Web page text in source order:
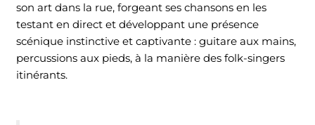
son art dans la rue, forgeant ses chansons en les
testant en direct et développant une présence
scénique instinctive et captivante : guitare aux mains,
percussions aux pieds, à la manière des folk-singers
itinérants.